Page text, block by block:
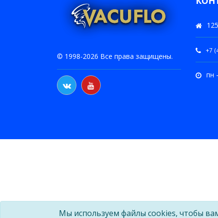
© 1998-2026 Все права защищены.
+7
пн
Мы используем файлы cookies, чтобы